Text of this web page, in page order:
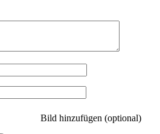
Bild hinzufügen (optional)